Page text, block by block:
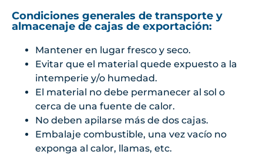
Condiciones generales de transporte y
almacenaje de cajas de exportación:
Mantener en lugar fresco y seco.
Evitar que el material quede expuesto a la
intemperie y/o humedad.
El material no debe permanecer al sol o
cerca de una fuente de calor.
No deben apilarse más de dos cajas.
Embalaje combustible, una vez vacío no
exponga al calor, llamas, etc.